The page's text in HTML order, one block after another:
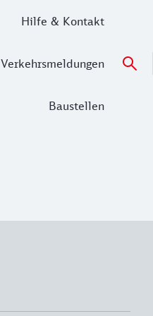
Hilfe & Kontakt
Verkehrsmeldungen
Baustellen